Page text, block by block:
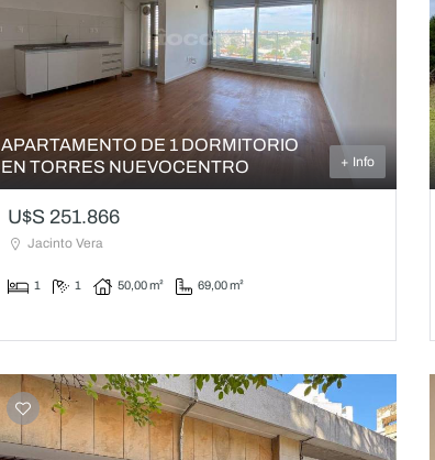
APARTAMENTO DE 1 DORMITORIO
EN TORRES NUEVOCENTRO
+ Info
U$S 251.866
Jacinto Vera
1 1 50,00 m² 69,00 m²